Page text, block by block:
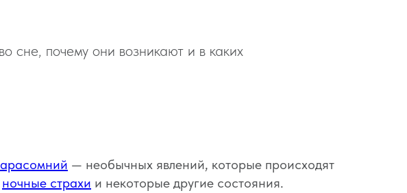
сне, почему они возникают и в каких
— необычных явлений, которые происходят
ночные страхи и некоторые другие состояния.